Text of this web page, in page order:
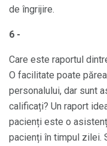
de îngrijire.
6 -
Care este raportul
O facilitate poate
personalului, dar sunt
calificați? Un raport
pacienți este o
pacienți în timpul zilei.